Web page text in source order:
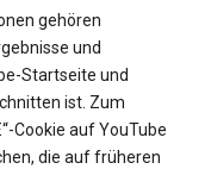
gehören
und
Startseite und
ist. Zum
Cookie auf YouTube
die auf früheren